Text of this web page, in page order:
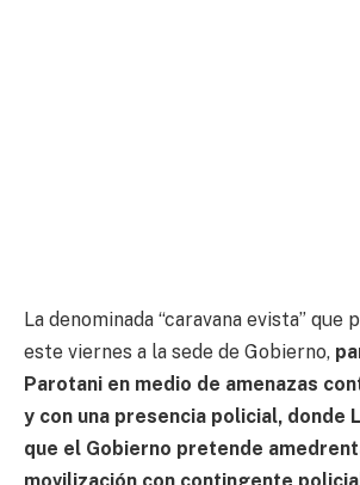
La denominada “caravana evista”
este viernes a la sede de Gobierno,
Parotani en medio de amenazas
y con una presencia policial, donde
que el Gobierno pretende
movilización con contingente